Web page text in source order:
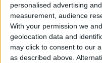
personalised advertising
measurement, audience
With your permission we
geolocation data and
may click to consent to our
as described above.
την
χορήγησης
Ζητώντας την
Λέσβου
στους